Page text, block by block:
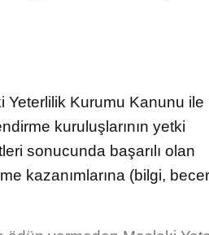
Yeterlilik Kurumu Kanunu ile
kuruluşlarının yetki
sonucunda başarılı olan
kazanımlarına (bilgi,